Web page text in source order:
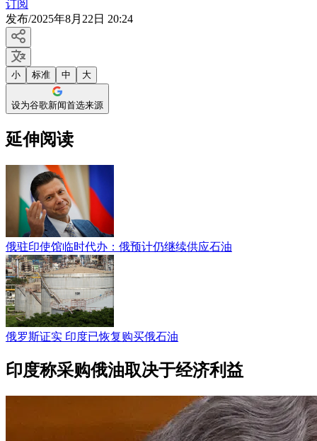
订阅
发布/2025年8月22日 20:24
小 标准 中 大
设为谷歌新闻首选来源
延伸阅读
俄驻印使馆临时代办：俄预计仍继续供应石油
俄罗斯证实 印度已恢复购买俄石油
印度称采购俄油取决于经济利益